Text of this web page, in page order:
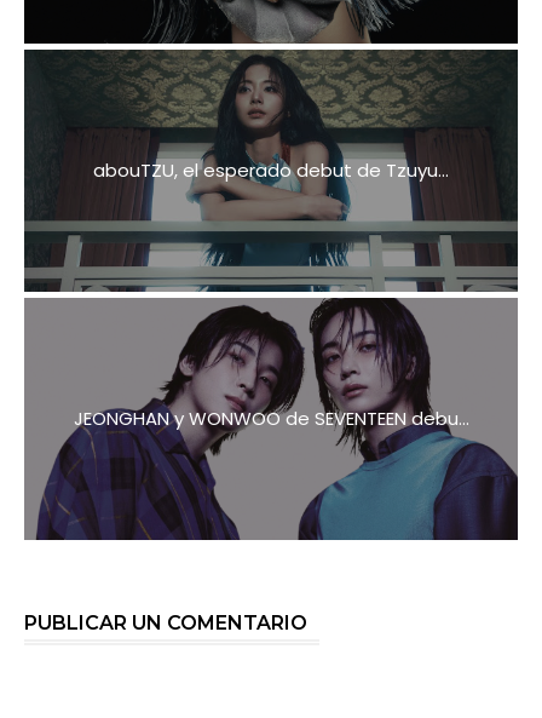
abouTZU, el esperado debut de Tzuyu...
JEONGHAN y WONWOO de SEVENTEEN debu...
PUBLICAR UN COMENTARIO